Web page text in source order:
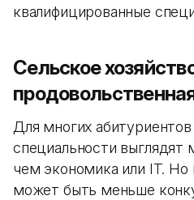
квалифицированные
Сельское
Для многих
специальности
чем экономика или IT.
может быть меньше